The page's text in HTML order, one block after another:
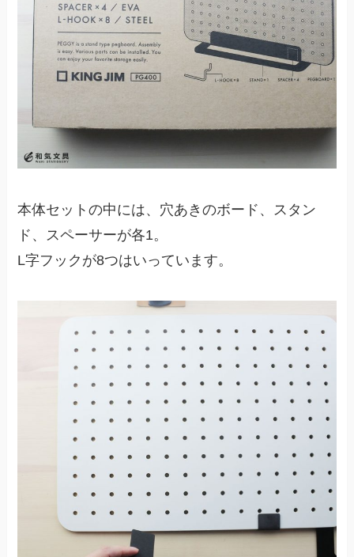
本体セットの中には、穴あきのボード、スタン
ド、スペーサーが各1。
L字フックが8つはいっています。